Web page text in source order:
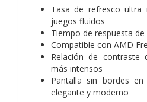
Tasa de refresco ultra
juegos fluidos
Tiempo de respuesta de
Compatible con AMD
Relación de contraste
más intensos
Pantalla sin bordes
elegante y moderno